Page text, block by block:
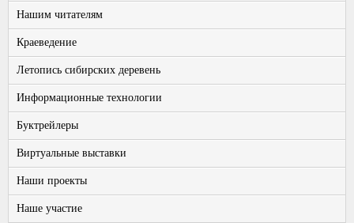
Нашим читателям
Краеведение
Летопись сибирских деревень
Информационные технологии
Буктрейлеры
Виртуальные выставки
Наши проекты
Наше участие